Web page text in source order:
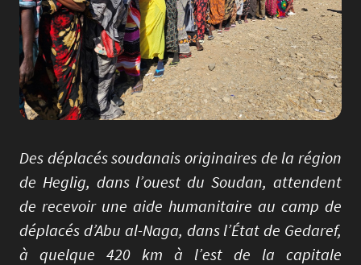
Des déplacés soudanais originaires de la région
de Heglig, dans l’ouest du Soudan, attendent
de recevoir une aide humanitaire au camp de
déplacés d’Abu al-Naga, dans l’État de Gedaref,
à quelque 420 km à l’est de la capitale